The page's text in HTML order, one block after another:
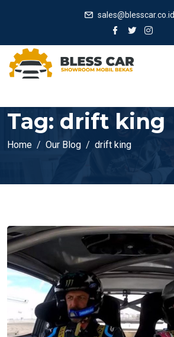
sales@blesscar.co.id
Tag: drift king
Home Our Blog drift king